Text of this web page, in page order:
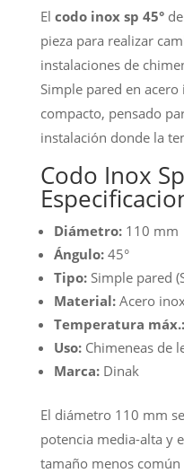
El codo inox sp 45°de
pieza para realizar
instalaciones de
Simple pared en
compacto, pensado
instalación donde la
Codo Inox
Diámetro:110 mm
Ángulo:45°
Tipo:Simple pared
Material:Acero
Temperatura máx.:
Uso:Chimeneas de
Marca:Dinak
El diámetro 110 mm
potencia media-alta y
tamaño menos